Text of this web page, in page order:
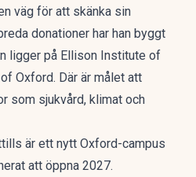
väg för att skänka sin
donationer har han byggt
ligger på Ellison Institute of
Oxford. Där är målet att
som sjukvård, klimat och
är ett nytt Oxford-campus
att öppna 2027.